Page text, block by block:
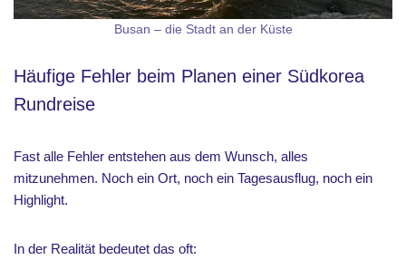
Busan – die Stadt an der Küste
Häufige Fehler beim Planen einer Südkorea
Rundreise
Fast alle Fehler entstehen aus dem Wunsch, alles
mitzunehmen. Noch ein Ort, noch ein Tagesausflug, noch ein
Highlight.
In der Realität bedeutet das oft: